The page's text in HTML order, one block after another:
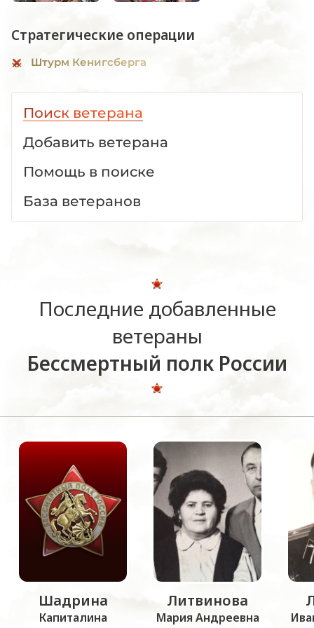
Стратегические операции
Штурм Кенигсберга
Поиск ветерана
Добавить ветерана
Помощь в поиске
База ветеранов
Последние добавленные
ветераны
Бессмертный полк России
Шадрина
Капиталина
Литвинова
Мария Андреевна